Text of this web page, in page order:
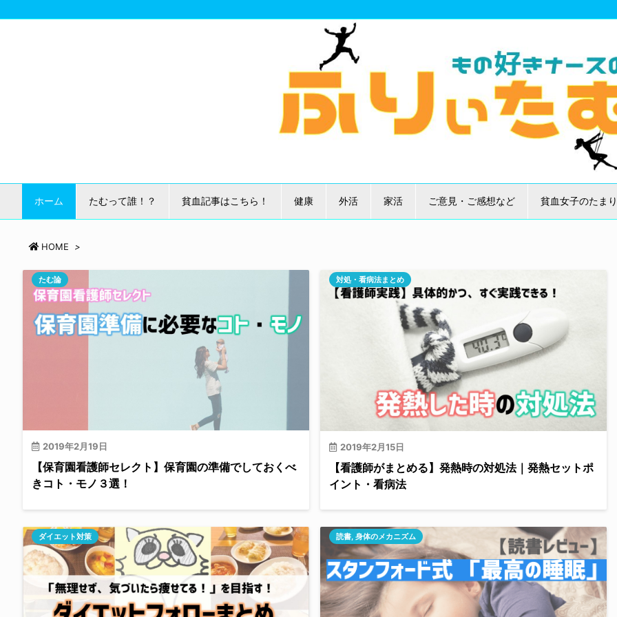
ホーム たむって誰！？ 貧血記事はこちら！ 健康 外活 家活 ご意見・ご感想など 貧血女子のたま
HOME >
2019年2月19日
たむ論
【保育園看護師セレクト】保育園の準備でしておくべ
きコト・モノ３選！
2019年2月15日
対処・看病法まとめ
【看護師がまとめる】発熱時の対処法｜発熱セットポ
イント・看病法
ダイエット対策 読書 ,身体のメカニズム